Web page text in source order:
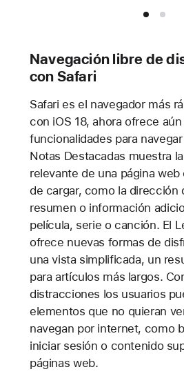
Navegación libre de
con Safari
Safari es el navegador más
con iOS 18, ahora ofrece aún
funcionalidades para
Notas Destacadas muestra
relevante de una página
de cargar, como la dirección
resumen o información
película, serie o canción. El
ofrece nuevas formas de
una vista simplificada, un
para artículos más largos.
distracciones los usuarios
elementos que no quieran
navegan por internet, como
iniciar sesión o contenido
páginas web.